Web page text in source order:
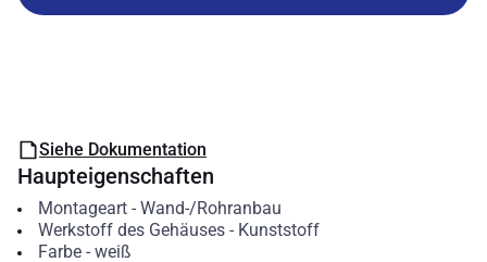
Siehe Dokumentation
Haupteigenschaften
Montageart- Wand-/Rohranbau
Werkstoff des Gehäuses- Kunststoff
Farbe- weiß